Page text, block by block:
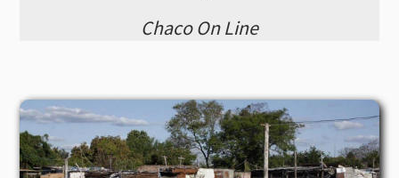
Chaco On Line